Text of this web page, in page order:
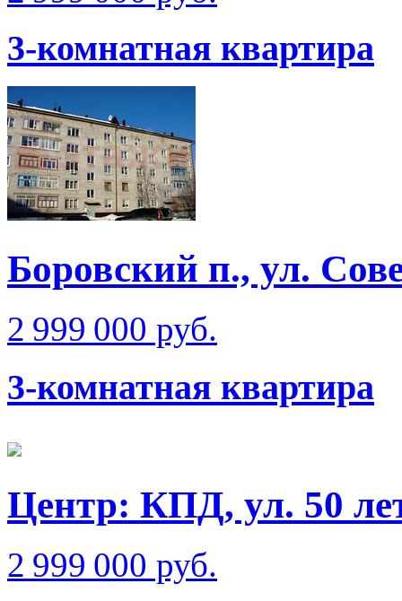
3-комнатная квартира
Боровский п., ул.
2 999 000 руб.
3-комнатная квартира
Центр: КПД, ул. 50
2 999 000 руб.